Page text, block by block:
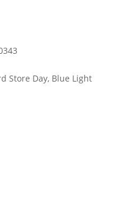
Store Day, Blue Light